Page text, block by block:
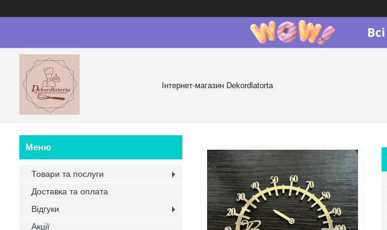
Інтернет-магазин Dekordlatorta
Товари та послуги
Доставка та оплата
Відгуки
Акції